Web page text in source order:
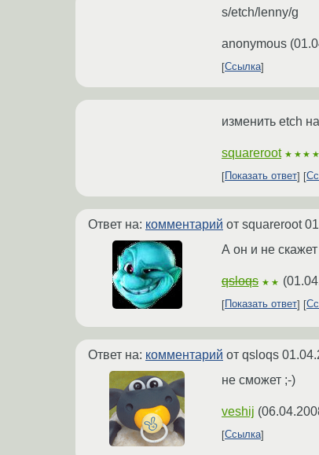
s/etch/lenny/g
anonymous (
Ссылка
изменить etch
squareroot
Показать ответ
Ответ на: комментарий от squareroot
А он и не
qsloqs ★★ (
Показать ответ
Ответ на: комментарий от qsloqs
не сможет ;-)
veshij (
Ссылка